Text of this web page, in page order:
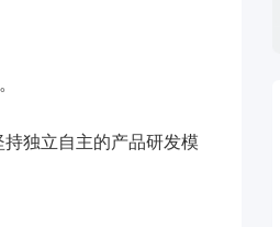
独立自主的产品研发模